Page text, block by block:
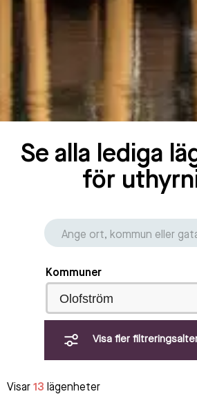
Se alla lediga
för
Kommuner
Olofström
Visa fler
Visar 13 lägenheter